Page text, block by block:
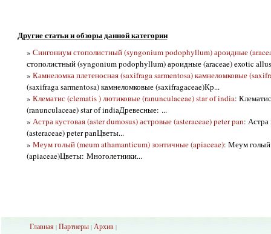
Другие статьи и обзоры данной категории
» Сингониум стополистный (syngonium podophyllum) ароидные
стополистный (syngonium podophyllum) ароидные (araceae) exotic
» Камнеломка плетеносная (saxifraga sarmentosa) камнеломковые
(saxifraga sarmentosa) камнеломковые (saxifragaceae)Кр...
» Клематис (clematis ) лютиковые (ranunculaceae) star of india:
(ranunculaceae) star of indiaДревесные: ...
» Астра кустовая (aster dumosus) астровые (asteraceae) peter pan: Астра
(asteraceae) peter panЦветы...
» Меум голый (meum athamanticum) зонтичные (apiaceae): Меум голый
(apiaceae)Цветы: Многолетники...
Главная| Партнеры| Архив|